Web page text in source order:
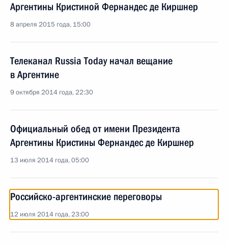
Аргентины Кристиной Фернандес де Киршнер
8 апреля 2015 года, 15:00
Телеканал Russia Today начал вещание
в Аргентине
9 октября 2014 года, 22:30
Официальный обед от имени Президента
Аргентины Кристины Фернандес де Киршнер
13 июля 2014 года, 05:00
Российско-аргентинские переговоры
12 июля 2014 года, 23:00